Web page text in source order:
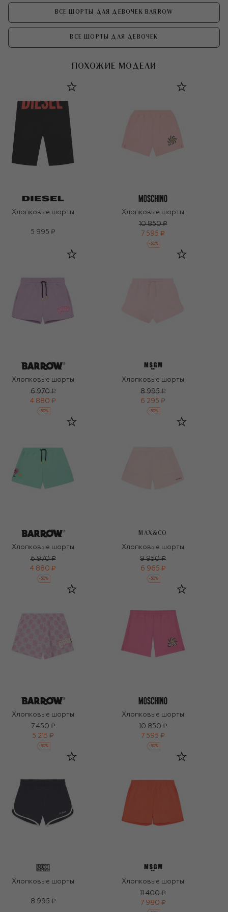
ВСЕ ШОРТЫ ДЛЯ ДЕВОЧЕК BARROW
ВСЕ ШОРТЫ ДЛЯ ДЕВОЧЕК
ПОХОЖИЕ МОДЕЛИ
Хлопковые шорты
5 995 ₽
Хлопковые шорты
10 850 ₽
7 595 ₽
-30%
Хлопковые шорты
6 970 ₽
4 880 ₽
-30%
Хлопковые шорты
8 995 ₽
6 295 ₽
-30%
Хлопковые шорты
6 970 ₽
4 880 ₽
-30%
MAX&CO
Хлопковые шорты
9 950 ₽
6 965 ₽
-30%
Хлопковые шорты
7 450 ₽
5 215 ₽
-30%
Хлопковые шорты
10 850 ₽
7 595 ₽
-30%
Хлопковые шорты
8 995 ₽
Хлопковые шорты
11 400 ₽
7 980 ₽